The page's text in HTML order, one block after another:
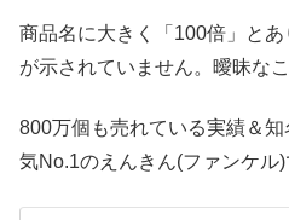
商品名に大きく「100倍」と
が示されていません。曖昧な
800万個も売れている実績＆
気No.1のえんきん(ファンケル)